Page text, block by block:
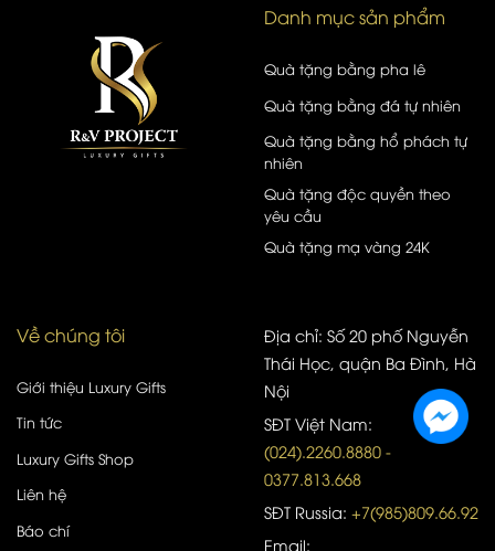
Danh mục sản phẩm
Quà tặng bằng pha lê
Quà tặng bằng đá tự nhiên
Quà tặng bằng hổ phách tự
nhiên
Quà tặng độc quyền theo
yêu cầu
Quà tặng mạ vàng 24K
Về chúng tôi
Giới thiệu Luxury Gifts
Tin tức
Luxury Gifts Shop
Liên hệ
Báo chí
Địa chỉ: Số 20 phố Nguyễn
Thái Học, quận Ba Đình, Hà
Nội
SĐT Việt Nam:
(024).2260.8880 -
0377.813.668
SĐT Russia: +7(985)809.66.92
Email: